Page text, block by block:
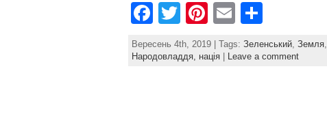
F
c
T
w
itt
Pi
nt
er
E
m
ai ar
Вересень 4th, 2019 | Tags: Зеленський, Земля,
Народовладдя, нація Leave a comment